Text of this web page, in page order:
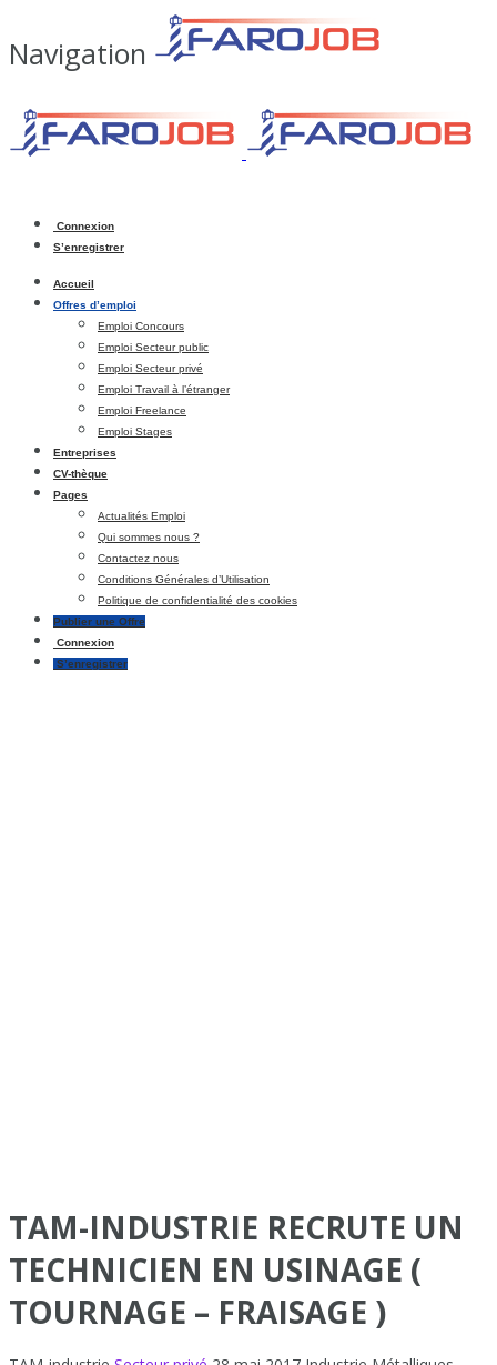
Navigation
Connexion
S’enregistrer
Accueil
Offres d’emploi
Emploi Concours
Emploi Secteur public
Emploi Secteur privé
Emploi Travail à l’étranger
Emploi Freelance
Emploi Stages
Entreprises
CV-thèque
Pages
Actualités Emploi
Qui sommes nous ?
Contactez nous
Conditions Générales d’Utilisation
Politique de confidentialité des cookies
Publier une Offre
Connexion
S’enregistrer
TAM-INDUSTRIE RECRUTE UN
TECHNICIEN EN USINAGE (
TOURNAGE – FRAISAGE )